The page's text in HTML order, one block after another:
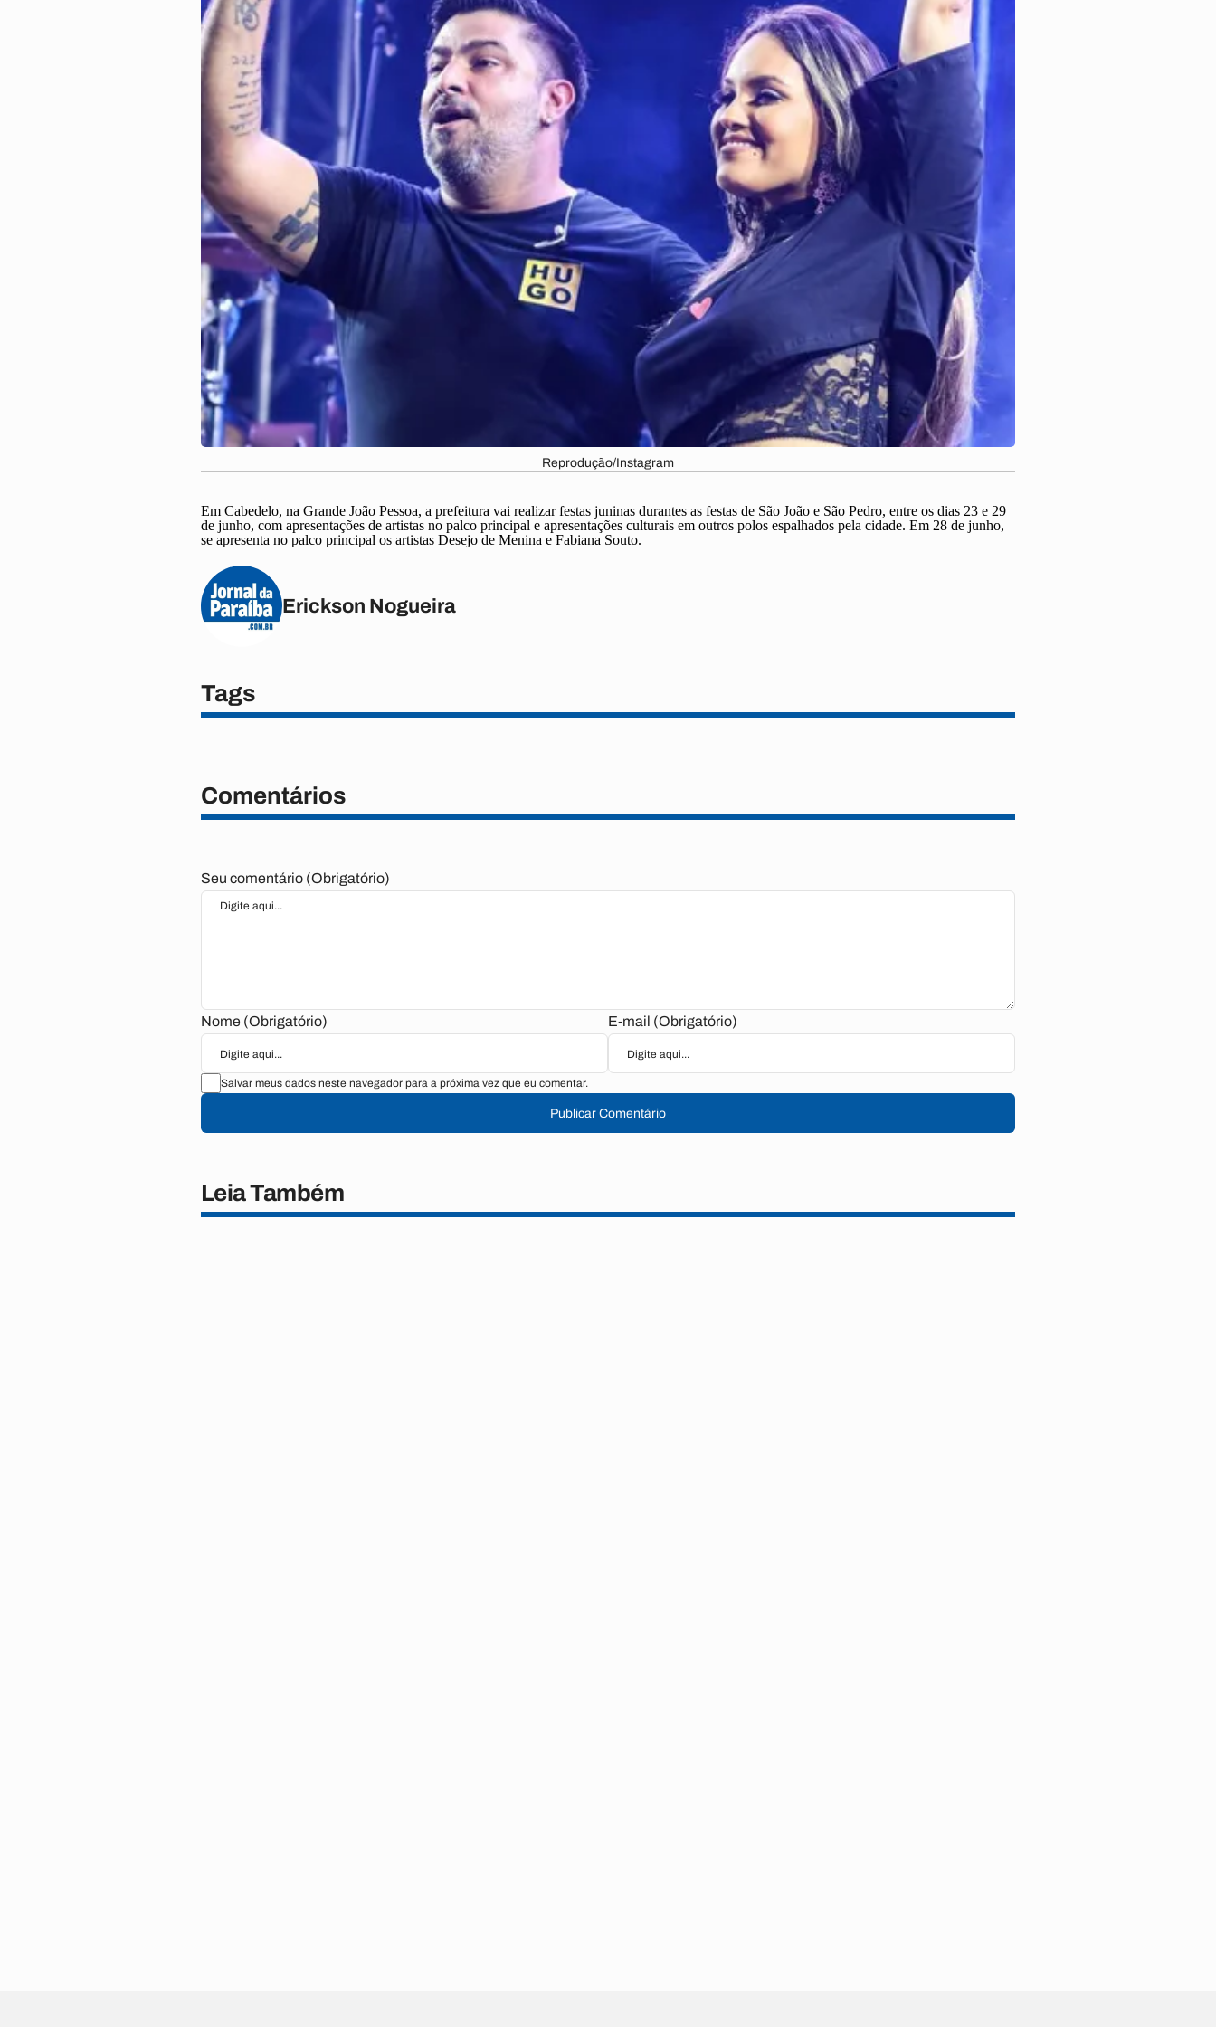
Reprodução/Instagram
Em Cabedelo, na Grande João Pessoa, a prefeitura vai realizar festas juninas durantes as festas de São João e São Pedro, entre os dias 23 e 29
de junho, com apresentações de artistas no palco principal e apresentações culturais em outros polos espalhados pela cidade. Em 28 de junho,
se apresenta no palco principal os artistas Desejo de Menina e Fabiana Souto.
Erickson Nogueira
Tags
Comentários
Seu comentário (Obrigatório)
Nome (Obrigatório) E-mail (Obrigatório)
Salvar meus dados neste navegador para a próxima vez que eu comentar.
Publicar Comentário
Leia Também